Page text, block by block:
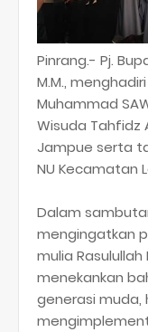
Pinrang.- Pj.
M.M.,
Muhammad
Wisuda Tahfidz
Jampue serta
NU Kecamatan
Dalam
mengingatkan
mulia Rasulullah
menekankan
generasi muda,